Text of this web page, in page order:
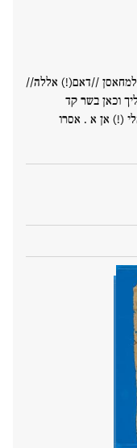
//דאם(!) אללה//
וכאן בשר קד
(!) אן א . אסרו